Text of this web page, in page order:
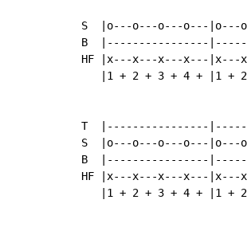
S  |o---o---o---o---|o---
B  |----------------
HF |x---x---x---x---
|1 + 2 + 3 + 4 + |1 +
T  |----------------
S  |o---o---o---o---|o---
B  |----------------
HF |x---x---x---x---
|1 + 2 + 3 + 4 + |1 +